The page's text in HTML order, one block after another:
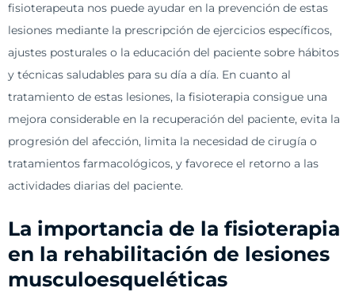
fisioterapeuta nos puede ayudar en la prevención de estas
lesiones mediante la prescripción de ejercicios específicos,
ajustes posturales o la educación del paciente sobre hábitos
y técnicas saludables para su día a día. En cuanto al
tratamiento de estas lesiones, la fisioterapia consigue una
mejora considerable en la recuperación del paciente, evita la
progresión del afección, limita la necesidad de cirugía o
tratamientos farmacológicos, y favorece el retorno a las
actividades diarias del paciente.
La importancia de la fisioterapia
en la rehabilitación de lesiones
musculoesqueléticas